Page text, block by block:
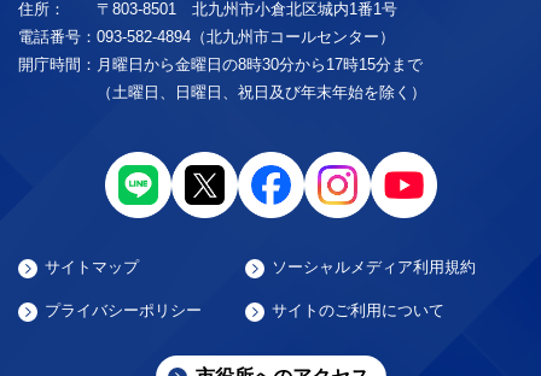
住所：
〒803-8501 北九州市小倉北区城内1番1号
電話番号： 093-582-4894（北九州市コールセンター）
開庁時間： 月曜日から金曜日の8時30分から17時15分まで
（土曜日、日曜日、祝日及び年末年始を除く）
サイトマップ ソーシャルメディア利用規約
プライバシーポリシー サイトのご利用について